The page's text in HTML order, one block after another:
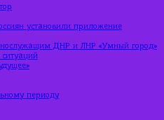
установили приложение
ДНР и ЛНР «Умный город»
периоду